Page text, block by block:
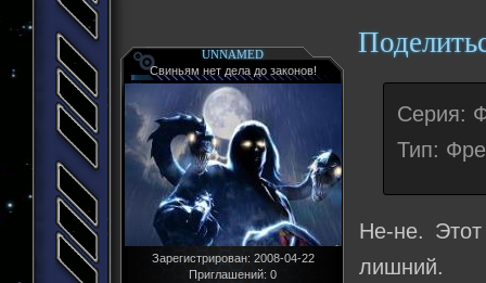
UNNAMED
Свиньям нет дела до законов!
Зарегистрирован: 2008-04-22
Приглашений: 0
Серия:
Тип:
Не-не.
лишний.